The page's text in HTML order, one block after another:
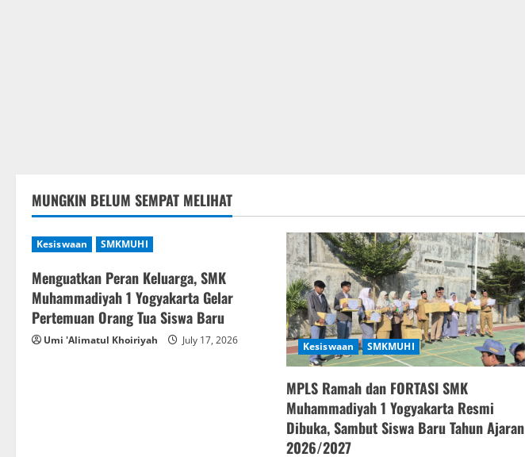
MUNGKIN BELUM SEMPAT MELIHAT
Kesiswaan SMKMUHI
Menguatkan Peran Keluarga, SMK
Muhammadiyah 1 Yogyakarta Gelar
Pertemuan Orang Tua Siswa Baru
Umi 'Alimatul Khoiriyah July 17, 2026 Kesiswaan SMKMUHI
MPLS Ramah dan FORTASI SMK
Muhammadiyah 1 Yogyakarta Resmi
Dibuka, Sambut Siswa Baru Tahun Ajaran
2026/2027